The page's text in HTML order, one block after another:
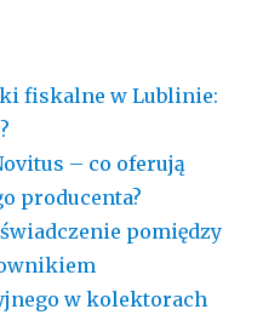
fiskalne w Lublinie:
– co oferują
producenta?
pomiędzy
w kolektorach